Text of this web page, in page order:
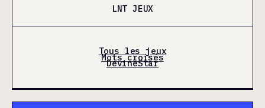
LNT JEUX
Tous les jeux
Mots croisés
DevineStar